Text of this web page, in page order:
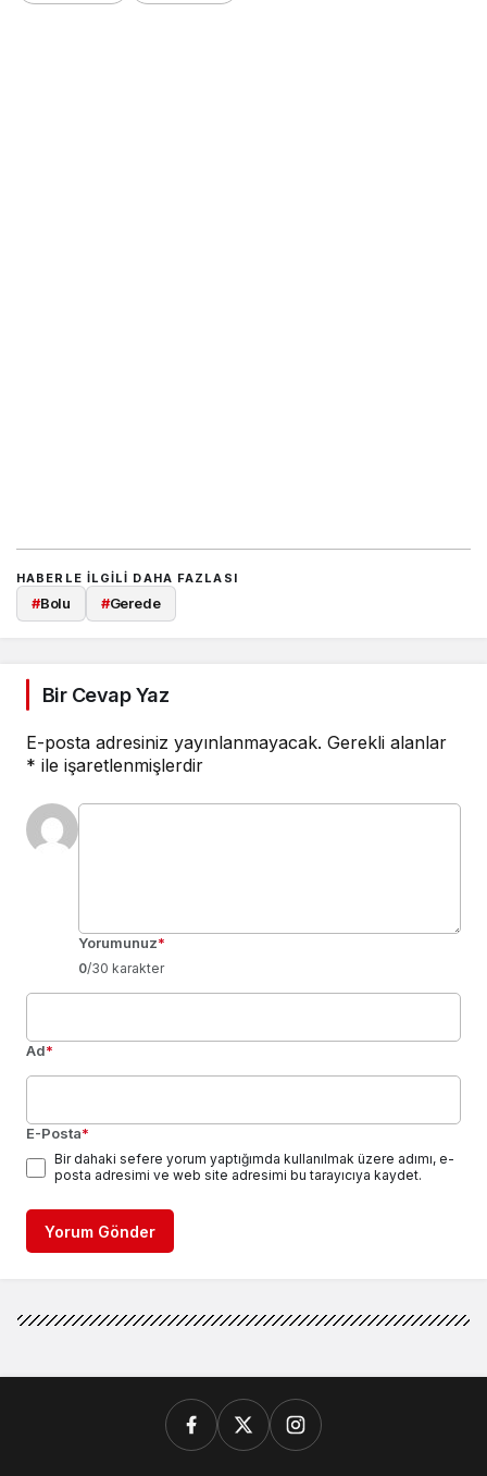
HABERLE ILGILI DAHA FAZLASI
#Bolu #Gerede
Bir Cevap Yaz
E-posta adresiniz yayınlanmayacak. Gerekli alanlar
* ile işaretlenmişlerdir
Yorumunuz*
0/30 karakter
Ad*
E-Posta*
Bir dahaki sefere yorum yaptığımda kullanılmak üzere adımı, e-
posta adresimi ve web site adresimi bu tarayıcıya kaydet.
Yorum Gönder